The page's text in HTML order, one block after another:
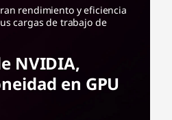
rendimiento y eficiencia
cargas de trabajo de
NVIDIA,
en GPU